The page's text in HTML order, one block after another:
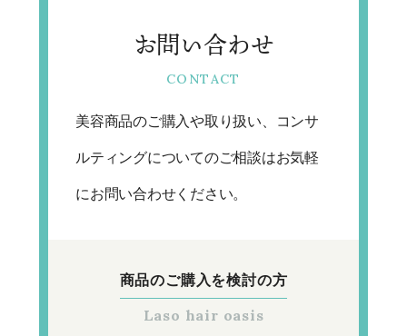
お問い合わせ
美容商品のご購入や取り扱い、コンサ
ルティングについてのご相談はお気軽
にお問い合わせください。
商品のご購入を検討の方